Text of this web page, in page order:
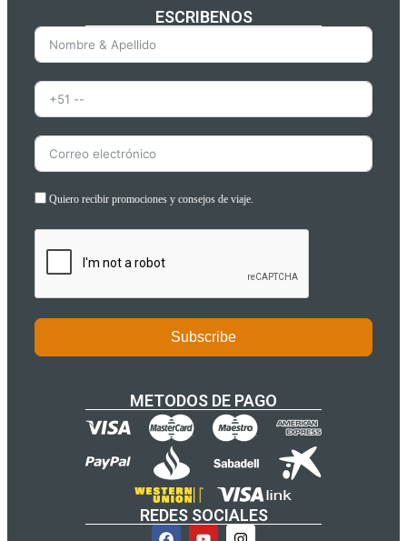
ESCRIBENOS
Quiero recibir promociones y consejos de viaje.
Subscribe
METODOS DE PAGO
REDES SOCIALES